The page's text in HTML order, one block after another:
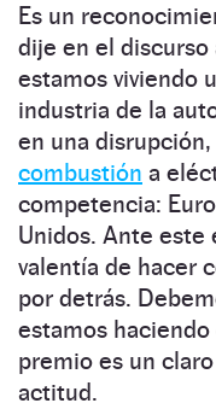
Es un
dije en el
estamos viviendo
industria de la
en una
combustión a
competencia:
Unidos. Ante este
valentía de hacer
por detrás.
estamos
premio es un
actitud.